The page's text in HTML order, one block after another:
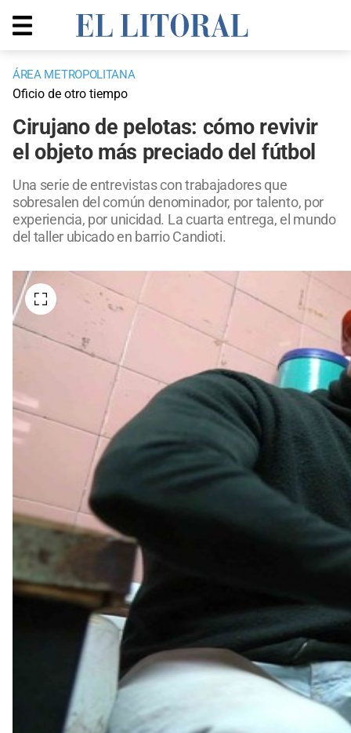
ÁREA METROPOLITANA
Oficio de otro tiempo
Cirujano de pelotas: cómo revivir
el objeto más preciado del fútbol
Una serie de entrevistas con trabajadores que
sobresalen del común denominador, por talento, por
experiencia, por unicidad. La cuarta entrega, el mundo
del taller ubicado en barrio Candioti.